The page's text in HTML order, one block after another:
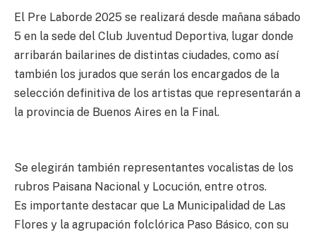
El Pre Laborde 2025 se realizará desde mañana sábado
5 en la sede del Club Juventud Deportiva, lugar donde
arribarán bailarines de distintas ciudades, como así
también los jurados que serán los encargados de la
selección definitiva de los artistas que representarán a
la provincia de Buenos Aires en la Final.
Se elegirán también representantes vocalistas de los
rubros Paisana Nacional y Locución, entre otros.
Es importante destacar que La Municipalidad de Las
Flores y la agrupación folclórica Paso Básico, con su